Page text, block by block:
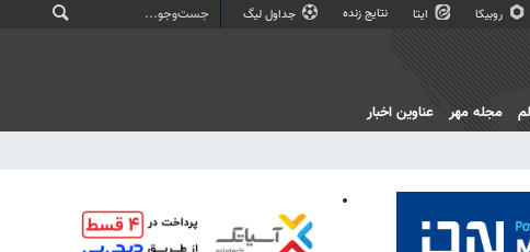
روبیکا ایتا نتایج زنده جداول لیگ
مجله مهر عناوین اخبار